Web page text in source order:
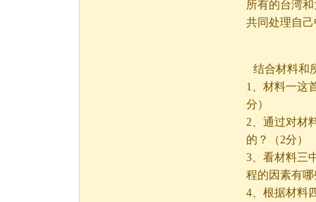
所有的台湾
共同处理自
结合材料和
1、材料一这
分）
2、通过对材
的？（2分）
3、看材料三
程的因素有
4、根据材料